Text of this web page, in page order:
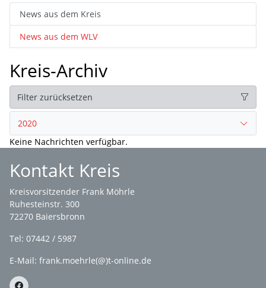
News aus dem Kreis
News aus dem WLV
Kreis-Archiv
Filter zurücksetzen
2020
Keine Nachrichten verfügbar.
Kontakt Kreis
Kreisvorsitzender Frank Möhrle
Ruhesteinstr. 300
72270 Baiersbronn
Tel: 07442 / 5987
E-Mail: frank.moehrle(@)t-online.de